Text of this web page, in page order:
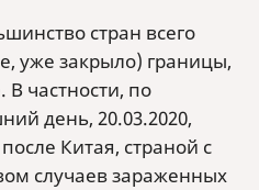
стран всего
уже закрыло) границы,
частности, по
день, 20.03.2020,
Китая, страной с
случаев зараженных